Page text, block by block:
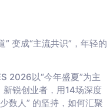
变成“主流共识”，年轻的
2026以“今年盛夏”为主
锐创业者，用14场深度
数人” 的坚持，如何汇聚